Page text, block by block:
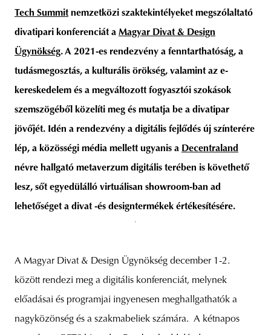
Tech Summitnemzetközi szaktekintélyeket megszólaltató
divatipari konferenciát a Magyar Divat & Design
Ügynökség. A 2021-es rendezvény a fenntarthatóság, a
tudásmegosztás, a kulturális örökség, valamint az e-
kereskedelem és a megváltozott fogyasztói szokások
szemszögéből közelíti meg és mutatja be a divatipar
jövőjét. Idén a rendezvény a digitális fejlődés új színterére
lép, a közösségi média mellett ugyanis a Decentraland
névre hallgató metaverzum digitális terében is követhető
lesz, sőt egyedülálló virtuálisan showroom-ban ad
lehetőséget a divat -és designtermékek értékesítésére.
A Magyar Divat & Design Ügynökség december 1-2.
között rendezi meg a digitális konferenciát, melynek
előadásai és programjai ingyenesen meghallgathatók a
nagyközönség és a szakmabeliek számára. A kétnapos